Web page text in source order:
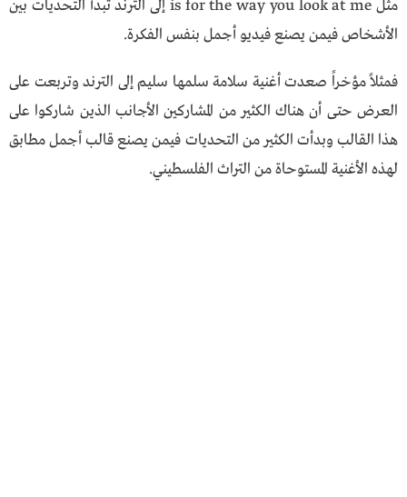
مثل is for the way you look at me إلى الترند تبدأ التحديات بين
الأشخاص فيمن يصنع فيديو أجمل بنفس الفكرة.
فمثلاً مؤخراً صعدت أغنية سلامة سلمها سليم إلى الترند وتربعت على
العرض حتى أن هناك الكثير من المشاركين الأجانب الذين شاركوا على
هذا القالب وبدأت الكثير من التحديات فيمن يصنع قالب أجمل مطابق
لهذه الأغنية المستوحاة من التراث الفلسطيني.